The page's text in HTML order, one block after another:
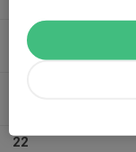
20
Ons
22